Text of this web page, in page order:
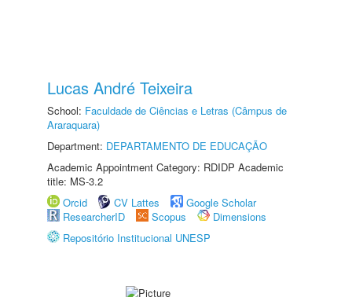
Lucas André Teixeira
School: Faculdade de Ciências e Letras (Câmpus de
Araraquara)
Department: DEPARTAMENTO DE EDUCAÇÃO
Academic Appointment Category: RDIDP Academic
title: MS-3.2
Orcid
CV Lattes
Google Scholar
ResearcherID
Scopus
Dimensions
Repositório Institucional UNESP